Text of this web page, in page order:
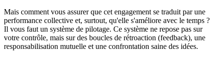
Mais comment vous assurer que cet engagement se traduit par une
performance collective et, surtout, qu'elle s'améliore avec le temps ?
Il vous faut un système de pilotage. Ce système ne repose pas sur
votre contrôle, mais sur des boucles de rétroaction (feedback), une
responsabilisation mutuelle et une confrontation saine des idées.